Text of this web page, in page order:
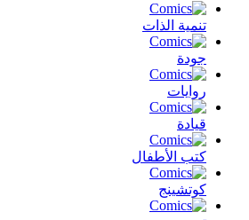
تنمية الذات
جودة
روايات
قيادة
كتب الأطفال
كوتشينج